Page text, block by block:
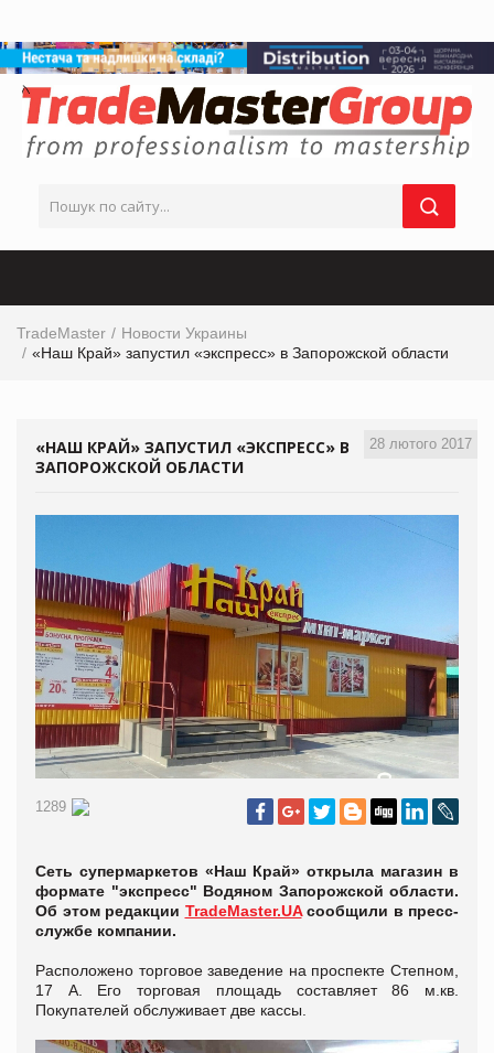
TradeMaster
Новости Украины
«Наш Край» запустил «экспресс» в Запорожской области
28 лютого 2017
«НАШ КРАЙ» ЗАПУСТИЛ «ЭКСПРЕСС» В
ЗАПОРОЖСКОЙ ОБЛАСТИ
1289
Сеть супермаркетов «Наш Край» открыла магазин в
формате "экспресс" Водяном Запорожской области.
Об этом редакции TradeMaster.UAсообщили в пресс-
службе компании.
Расположено торговое заведение на проспекте Степном,
17 А. Его торговая площадь составляет 86 м.кв.
Покупателей обслуживает две кассы.